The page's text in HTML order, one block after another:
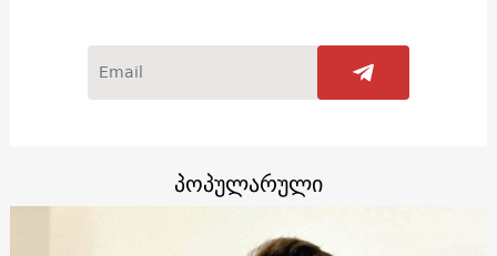
პოპულარული